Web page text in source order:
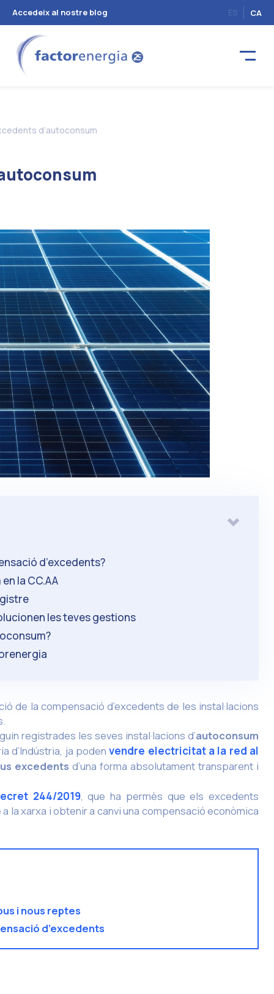
Accedeix al nostre blog ES CA
d’autoconsum
d’excedents?
la CC.AA
les teves gestions
de la compensació d’excedents de les instal·lacions
registrades les seves instal·lacions d’autoconsum
d’Indústria, ja podenvendre electricitat a la red al
excedents d’una forma absolutament transparent i
244/2019, que ha permès que els excedents
la xarxa i obtenir a canvi una compensació econòmica
i nous reptes
d’excedents